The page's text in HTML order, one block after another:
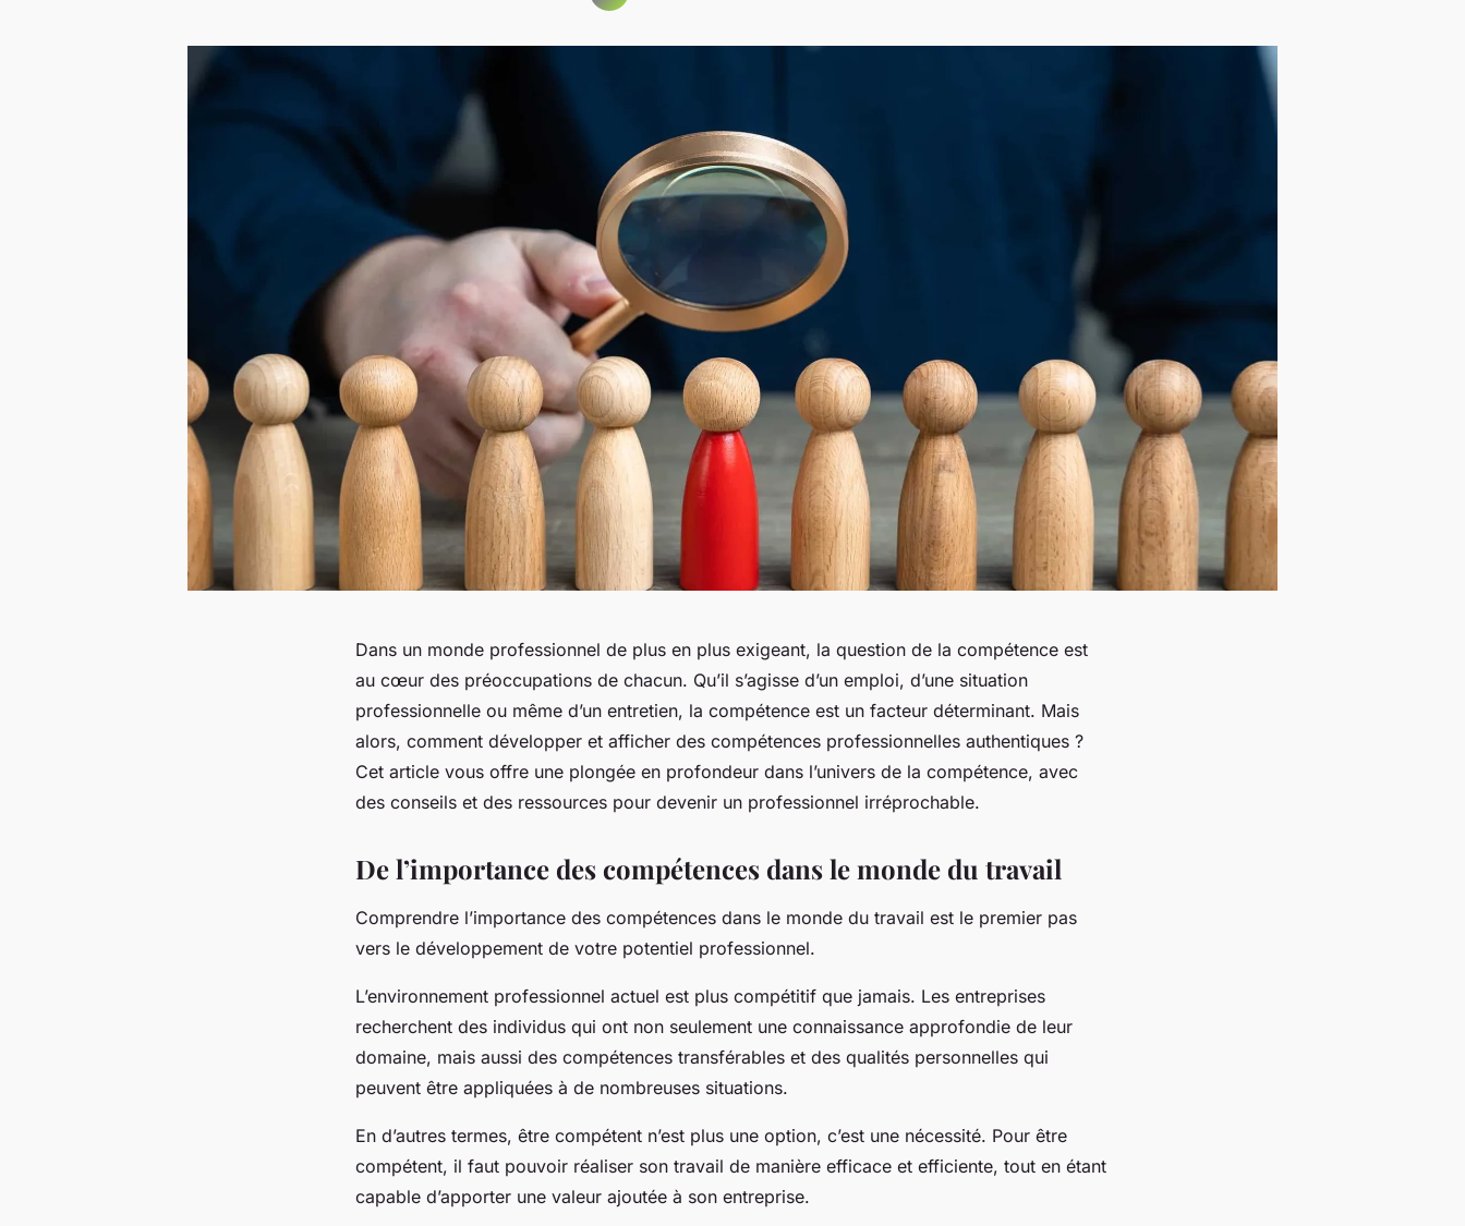
Dans un monde professionnel de plus en plus exigeant, la question de la compétence est
au cœur des préoccupations de chacun. Qu’il s’agisse d’un emploi, d’une situation
professionnelle ou même d’un entretien, la compétence est un facteur déterminant. Mais
alors, comment développer et afficher des compétences professionnelles authentiques ?
Cet article vous offre une plongée en profondeur dans l’univers de la compétence, avec
des conseils et des ressources pour devenir un professionnel irréprochable.
De l’importance des compétences dans le monde du travail
Comprendre l’importance des compétences dans le monde du travail est le premier pas
vers le développement de votre potentiel professionnel.
L’environnement professionnel actuel est plus compétitif que jamais. Les entreprises
recherchent des individus qui ont non seulement une connaissance approfondie de leur
domaine, mais aussi des compétences transférables et des qualités personnelles qui
peuvent être appliquées à de nombreuses situations.
En d’autres termes, être compétent n’est plus une option, c’est une nécessité. Pour être
compétent, il faut pouvoir réaliser son travail de manière efficace et efficiente, tout en étant
capable d’apporter une valeur ajoutée à son entreprise.